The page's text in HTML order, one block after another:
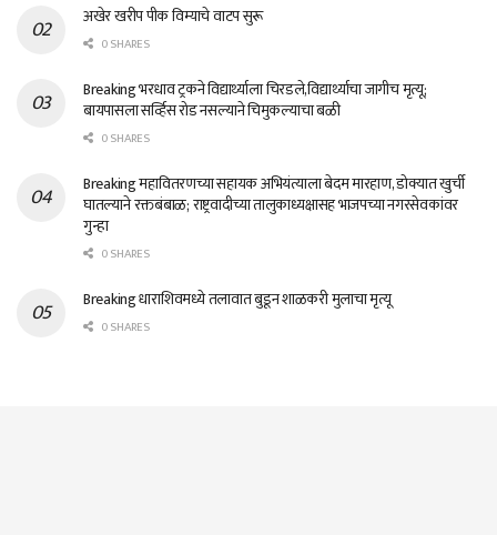
अखेर खरीप पीक विम्याचे वाटप सुरू
0 SHARES
Breaking भरधाव ट्रकने विद्यार्थ्याला चिरडले,विद्यार्थ्याचा जागीच मृत्यू;
बायपासला सर्व्हिस रोड नसल्याने चिमुकल्याचा बळी
0 SHARES
Breaking महावितरणच्या सहायक अभियंत्याला बेदम मारहाण, डोक्यात खुर्ची
घातल्याने रक्तबंबाळ; राष्ट्रवादीच्या तालुकाध्यक्षासह भाजपच्या नगरसेवकांवर
गुन्हा
0 SHARES
Breaking धाराशिवमध्ये तलावात बुडून शाळकरी मुलाचा मृत्यू
0 SHARES